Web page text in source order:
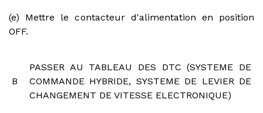
(e) Mettre le contacteur d'alimentation en position
OFF.
B
PASSER AU TABLEAU DES DTC (SYSTEME DE
COMMANDE HYBRIDE, SYSTEME DE LEVIER DE
CHANGEMENT DE VITESSE ELECTRONIQUE)